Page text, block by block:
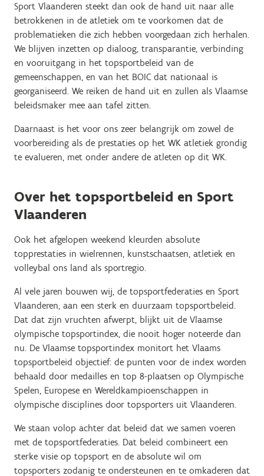
Sport Vlaanderen steekt dan ook de hand uit naar alle
betrokkenen in de atletiek om te voorkomen dat de
problematieken die zich hebben voorgedaan zich herhalen.
We blijven inzetten op dialoog, transparantie, verbinding
en vooruitgang in het topsportbeleid van de
gemeenschappen, en van het BOIC dat nationaal is
georganiseerd. We reiken de hand uit en zullen als Vlaamse
beleidsmaker mee aan tafel zitten.
Daarnaast is het voor ons zeer belangrijk om zowel de
voorbereiding als de prestaties op het WK atletiek grondig
te evalueren, met onder andere de atleten op dit WK.
Over het topsportbeleid en Sport
Vlaanderen
Ook het afgelopen weekend kleurden absolute
topprestaties in wielrennen, kunstschaatsen, atletiek en
volleybal ons land als sportregio.
Al vele jaren bouwen wij, de topsportfederaties en Sport
Vlaanderen, aan een sterk en duurzaam topsportbeleid.
Dat dat zijn vruchten afwerpt, blijkt uit de Vlaamse
olympische topsportindex, die nooit hoger noteerde dan
nu. De Vlaamse topsportindex monitort het Vlaams
topsportbeleid objectief: de punten voor de index worden
behaald door medailles en top 8-plaatsen op Olympische
Spelen, Europese en Wereldkampioenschappen in
olympische disciplines door topsporters uit Vlaanderen.
We staan volop achter dat beleid dat we samen voeren
met de topsportfederaties. Dat beleid combineert een
sterke visie op topsport en de absolute wil om
topsporters zodanig te ondersteunen en te omkaderen dat